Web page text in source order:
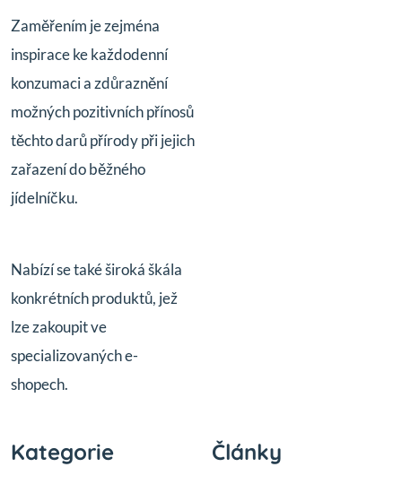
Zaměřením je zejména
inspirace ke každodenní
konzumaci a zdůraznění
možných pozitivních přínosů
těchto darů přírody při jejich
zařazení do běžného
jídelníčku.
Nabízí se také široká škála
konkrétních produktů, jež
lze zakoupit ve
specializovaných e-
shopech.
Kategorie Články